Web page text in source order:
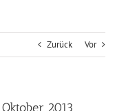
Zurück Vor
2013